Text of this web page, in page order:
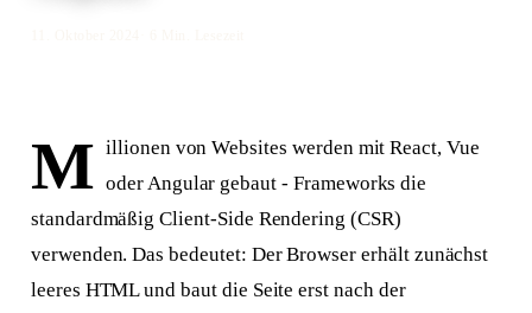
M
illionen von Websites werden mit React, Vue
oder Angular gebaut - Frameworks die
standardmäßig Client-Side Rendering (CSR)
verwenden. Das bedeutet: Der Browser erhält zunächst
leeres HTML und baut die Seite erst nach der